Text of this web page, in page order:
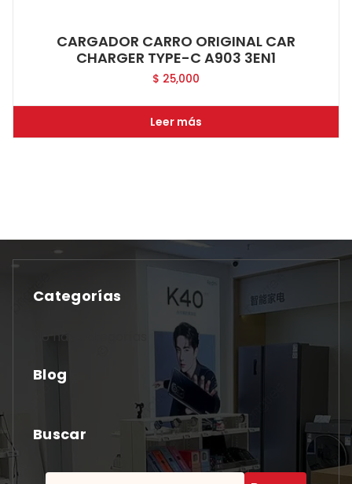
CARGADOR CARRO ORIGINAL CAR
CHARGER TYPE-C A903 3EN1
$ 25,000
Leer más
Categorías
No hay categorías
Blog
Buscar